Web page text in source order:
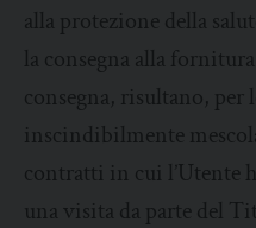
alla protezione della
la consegna alla
consegna, risultano, per
inscindibilmente
contratti in cui l’Utente
una visita da parte del